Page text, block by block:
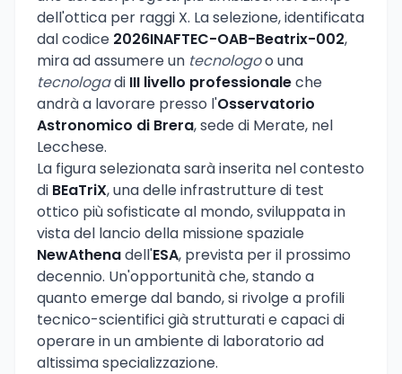
dell'ottica per raggi X. La selezione, identificata
dal codice 2026INAFTEC-OAB-Beatrix-002,
mira ad assumere un tecnologoo una
tecnologadi III livello professionaleche
andrà a lavorare presso l'Osservatorio
Astronomico di Brera, sede di Merate, nel
Lecchese.
La figura selezionata sarà inserita nel contesto
di BEaTriX, una delle infrastrutture di test
ottico più sofisticate al mondo, sviluppata in
vista del lancio della missione spaziale
NewAthenadell'ESA, prevista per il prossimo
decennio. Un'opportunità che, stando a
quanto emerge dal bando, si rivolge a profili
tecnico-scientifici già strutturati e capaci di
operare in un ambiente di laboratorio ad
altissima specializzazione.